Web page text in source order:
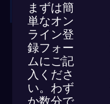
まずは簡
単なオン
ライン登
録フォー
ムにご記
入くださ
い。わず